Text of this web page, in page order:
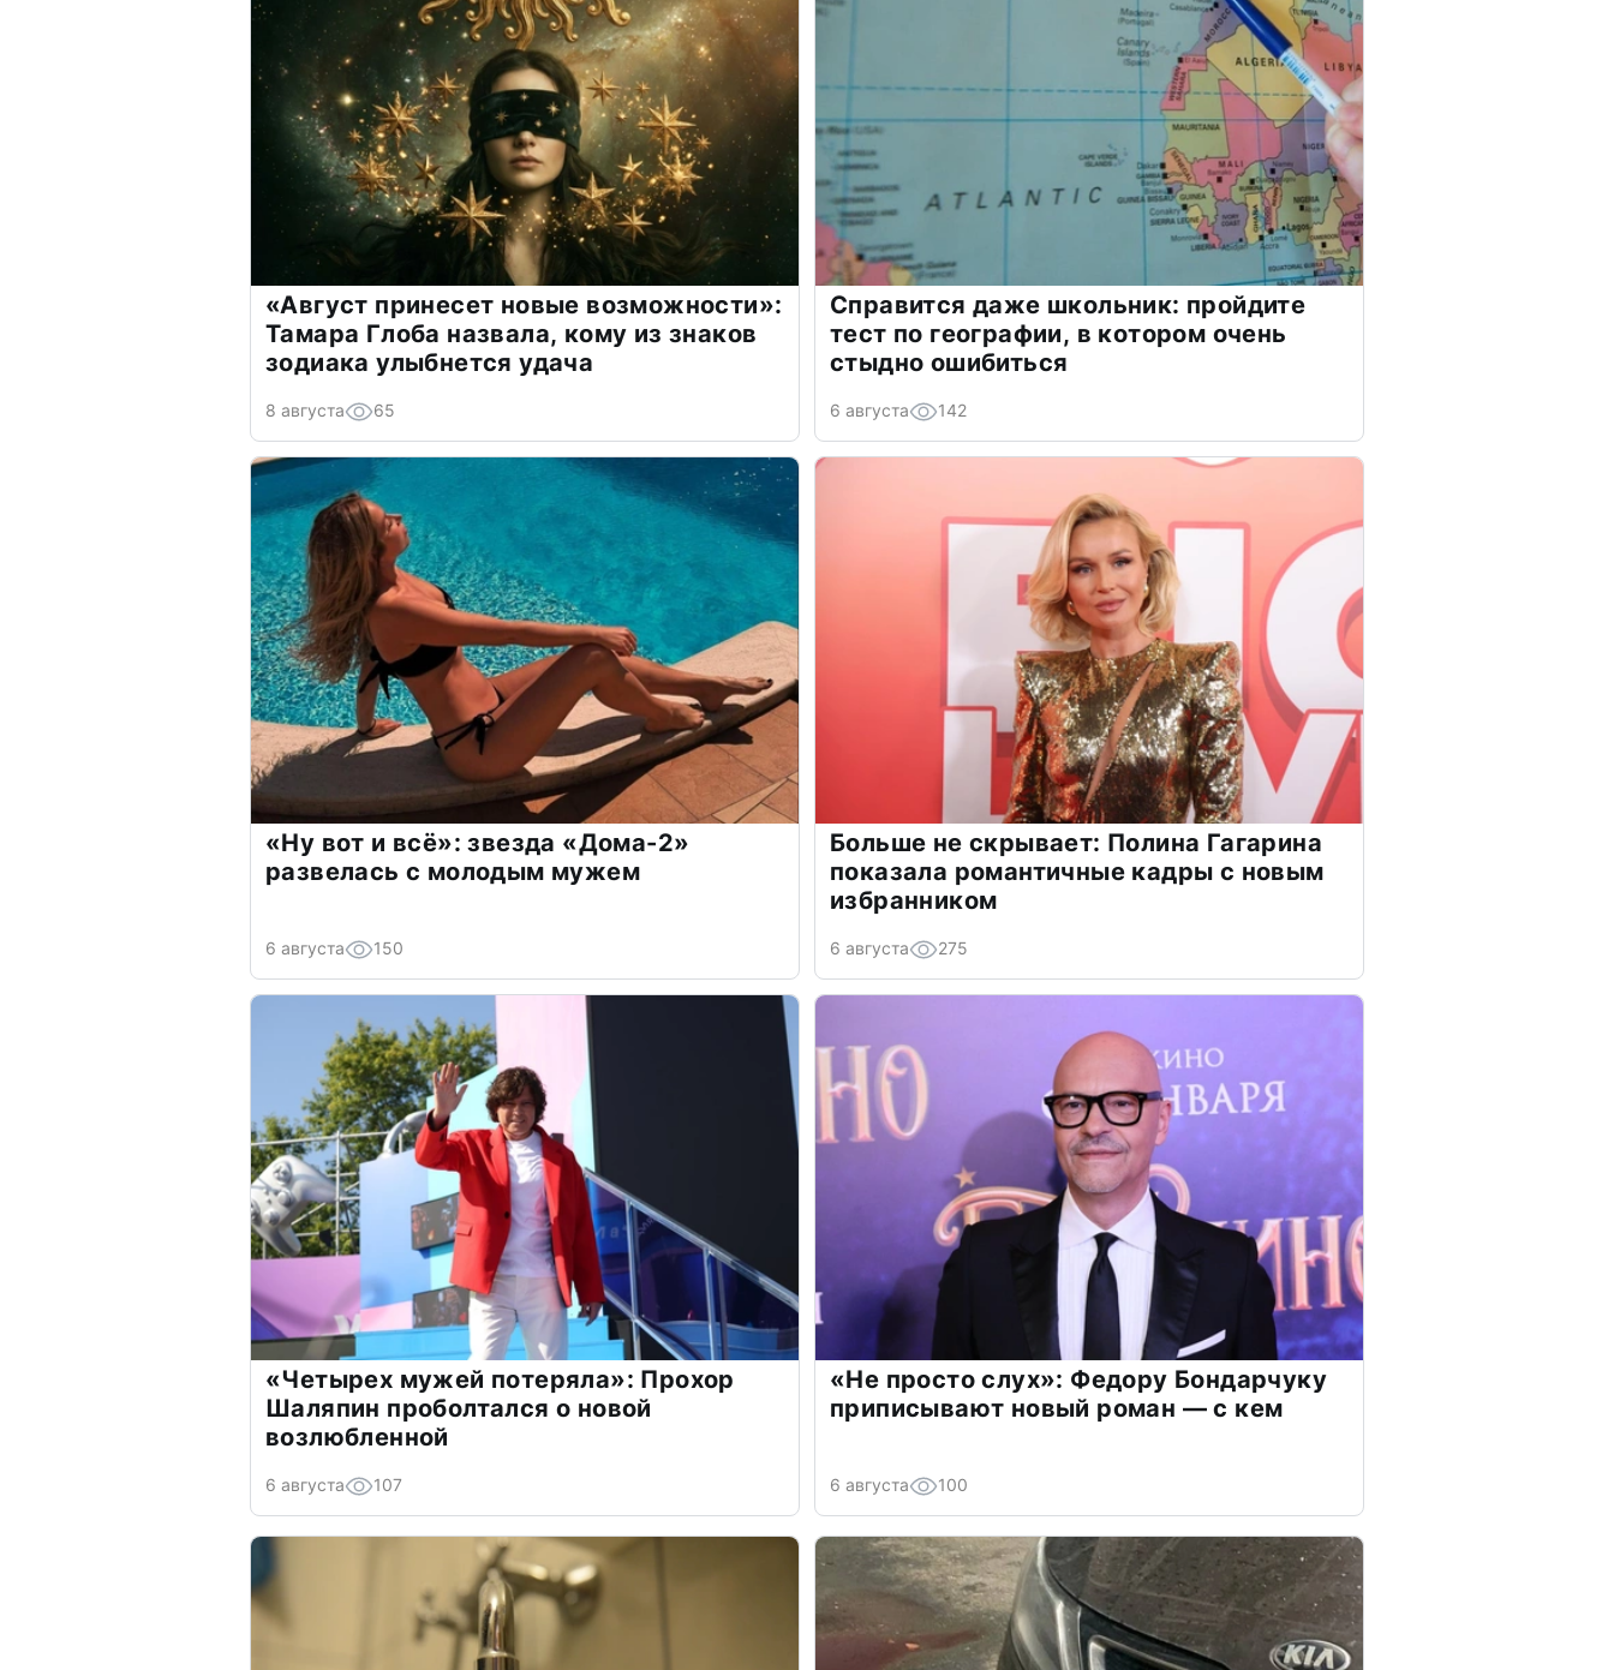
«Август принесет новые возможности»:
Тамара Глоба назвала, кому из знаков
зодиака улыбнется удача
8 августа 65
Справится даже школьник: пройдите
тест по географии, в котором очень
стыдно ошибиться
6 августа 142
«Ну вот и всё»: звезда «Дома-2»
развелась с молодым мужем
6 августа 150
Больше не скрывает: Полина Гагарина
показала романтичные кадры с новым
избранником
6 августа 275
«Четырех мужей потеряла»: Прохор
Шаляпин проболтался о новой
возлюбленной
6 августа 107
«Не просто слух»: Федору Бондарчуку
приписывают новый роман — с кем
6 августа 100